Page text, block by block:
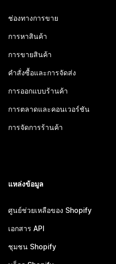
ช่องทางการขาย
การหาสินค้า
การขายสินค้า
คำสั่งซื้อและการจัดส่ง
การออกแบบร้านค้า
การตลาดและคอนเวอร์ชัน
การจัดการร้านค้า
แหล่งข้อมูล
ศูนย์ช่วยเหลือของ Shopify
เอกสาร API
ชุมชน Shopify